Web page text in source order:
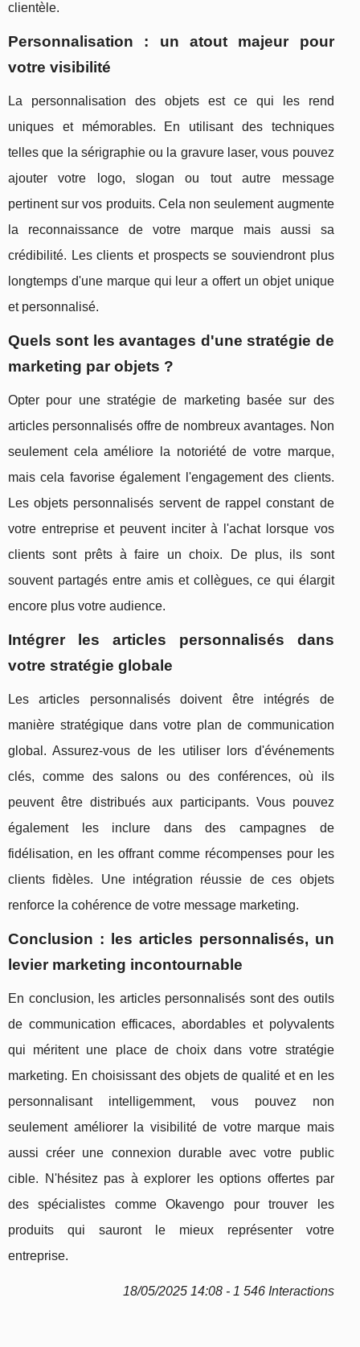
clientèle.
Personnalisation : un atout majeur pour
votre visibilité
La personnalisation des objets est ce qui les rend
uniques et mémorables. En utilisant des techniques
telles que la sérigraphie ou la gravure laser, vous pouvez
ajouter votre logo, slogan ou tout autre message
pertinent sur vos produits. Cela non seulement augmente
la reconnaissance de votre marque mais aussi sa
crédibilité. Les clients et prospects se souviendront plus
longtemps d'une marque qui leur a offert un objet unique
et personnalisé.
Quels sont les avantages d'une stratégie de
marketing par objets ?
Opter pour une stratégie de marketing basée sur des
articles personnalisés offre de nombreux avantages. Non
seulement cela améliore la notoriété de votre marque,
mais cela favorise également l'engagement des clients.
Les objets personnalisés servent de rappel constant de
votre entreprise et peuvent inciter à l'achat lorsque vos
clients sont prêts à faire un choix. De plus, ils sont
souvent partagés entre amis et collègues, ce qui élargit
encore plus votre audience.
Intégrer les articles personnalisés dans
votre stratégie globale
Les articles personnalisés doivent être intégrés de
manière stratégique dans votre plan de communication
global. Assurez-vous de les utiliser lors d'événements
clés, comme des salons ou des conférences, où ils
peuvent être distribués aux participants. Vous pouvez
également les inclure dans des campagnes de
fidélisation, en les offrant comme récompenses pour les
clients fidèles. Une intégration réussie de ces objets
renforce la cohérence de votre message marketing.
Conclusion : les articles personnalisés, un
levier marketing incontournable
En conclusion, les articles personnalisés sont des outils
de communication efficaces, abordables et polyvalents
qui méritent une place de choix dans votre stratégie
marketing. En choisissant des objets de qualité et en les
personnalisant intelligemment, vous pouvez non
seulement améliorer la visibilité de votre marque mais
aussi créer une connexion durable avec votre public
cible. N'hésitez pas à explorer les options offertes par
des spécialistes comme Okavengo pour trouver les
produits qui sauront le mieux représenter votre
entreprise.
18/05/2025 14:08 - 1 546 Interactions